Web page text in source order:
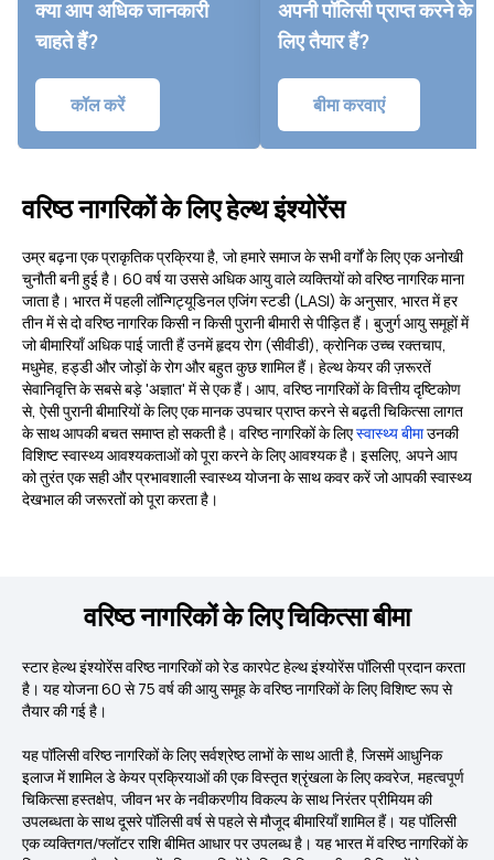
क्या आप अधिक जानकारी
चाहते हैं?
कॉल करें
अपनी पॉलिसी प्राप्त करने के
लिए तैयार हैं?
बीमा करवाएं
वरिष्ठ नागरिकों के लिए हेल्थ इंश्योरेंस
उम्र बढ़ना एक प्राकृतिक प्रक्रिया है, जो हमारे समाज के सभी वर्गों के लिए एक अनोखी
चुनौती बनी हुई है। 60 वर्ष या उससे अधिक आयु वाले व्यक्तियों को वरिष्ठ नागरिक माना
जाता है। भारत में पहली लॉन्गिट्यूडिनल एजिंग स्टडी (LASI) के अनुसार, भारत में हर
तीन में से दो वरिष्ठ नागरिक किसी न किसी पुरानी बीमारी से पीड़ित हैं। बुजुर्ग आयु समूहों में
जो बीमारियाँ अधिक पाई जाती हैं उनमें हृदय रोग (सीवीडी), क्रोनिक उच्च रक्तचाप,
मधुमेह, हड्डी और जोड़ों के रोग और बहुत कुछ शामिल हैं। हेल्थ केयर की ज़रूरतें
सेवानिवृत्ति के सबसे बड़े 'अज्ञात' में से एक हैं। आप, वरिष्ठ नागरिकों के वित्तीय दृष्टिकोण
से, ऐसी पुरानी बीमारियों के लिए एक मानक उपचार प्राप्त करने से बढ़ती चिकित्सा लागत
के साथ आपकी बचत समाप्त हो सकती है। वरिष्ठ नागरिकों के लिएस्वास्थ्य बीमाउनकी
विशिष्ट स्वास्थ्य आवश्यकताओं को पूरा करने के लिए आवश्यक है। इसलिए, अपने आप
को तुरंत एक सही और प्रभावशाली स्वास्थ्य योजना के साथ कवर करें जो आपकी स्वास्थ्य
देखभाल की जरूरतों को पूरा करता है।
वरिष्ठ नागरिकों के लिए चिकित्सा बीमा
स्टार हेल्थ इंश्योरेंस वरिष्ठ नागरिकों को रेड कारपेट हेल्थ इंश्योरेंस पॉलिसी प्रदान करता
है। यह योजना 60 से 75 वर्ष की आयु समूह के वरिष्ठ नागरिकों के लिए विशिष्ट रूप से
तैयार की गई है।
यह पॉलिसी वरिष्ठ नागरिकों के लिए सर्वश्रेष्ठ लाभों के साथ आती है, जिसमें आधुनिक
इलाज में शामिल डे केयर प्रक्रियाओं की एक विस्तृत श्रृंखला के लिए कवरेज, महत्वपूर्ण
चिकित्सा हस्तक्षेप, जीवन भर के नवीकरणीय विकल्प के साथ निरंतर प्रीमियम की
उपलब्धता के साथ दूसरे पॉलिसी वर्ष से पहले से मौजूद बीमारियाँ शामिल हैं। यह पॉलिसी
एक व्यक्तिगत/फ्लॉटर राशि बीमित आधार पर उपलब्ध है। यह भारत में वरिष्ठ नागरिकों के